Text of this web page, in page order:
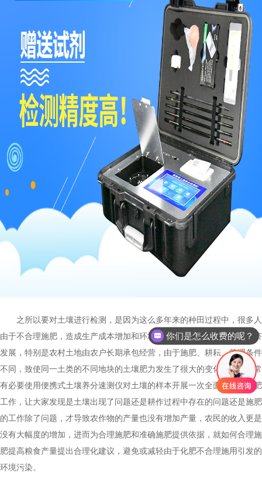
之所以要对土壤进行检测，是因为这么多年来的种田过程中，很多人
由于不合理施肥，造成生产成本增加和环境污染等问题，限制了农村经济
发展，特别是农村土地由农户长期承包经营，由于施肥、耕耘、管理条件
不同，致使同一土类的不同地块的土壤肥力发生了很大的变化，因此非常
有必要使用便携式土壤养分速测仪对土壤的样本开展一次全面的测土施肥
工作，让大家发现是土壤出现了问题还是耕作过程中存在的问题还是施肥
的工作除了问题，才导致农作物的产量也没有增加产量，农民的收入更是
没有大幅度的增加，进而为合理施肥和准确施肥提供依据，就如何合理施
肥提高粮食产量提出合理化建议，避免或减轻由于化肥不合理施用引发的
环境污染。
你们是怎么收费的呢？